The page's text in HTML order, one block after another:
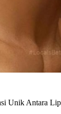
Unik Antara